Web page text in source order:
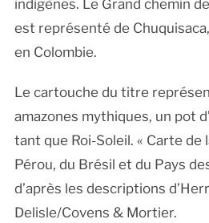
indigènes. Le Grand chemin
est représenté de
en Colombie.
Le cartouche du titre
amazones mythiques, un pot
tant que Roi-Soleil. « Carte de
Pérou, du Brésil et du Pays
d’après les descriptions
Delisle/Covens & Mortier.